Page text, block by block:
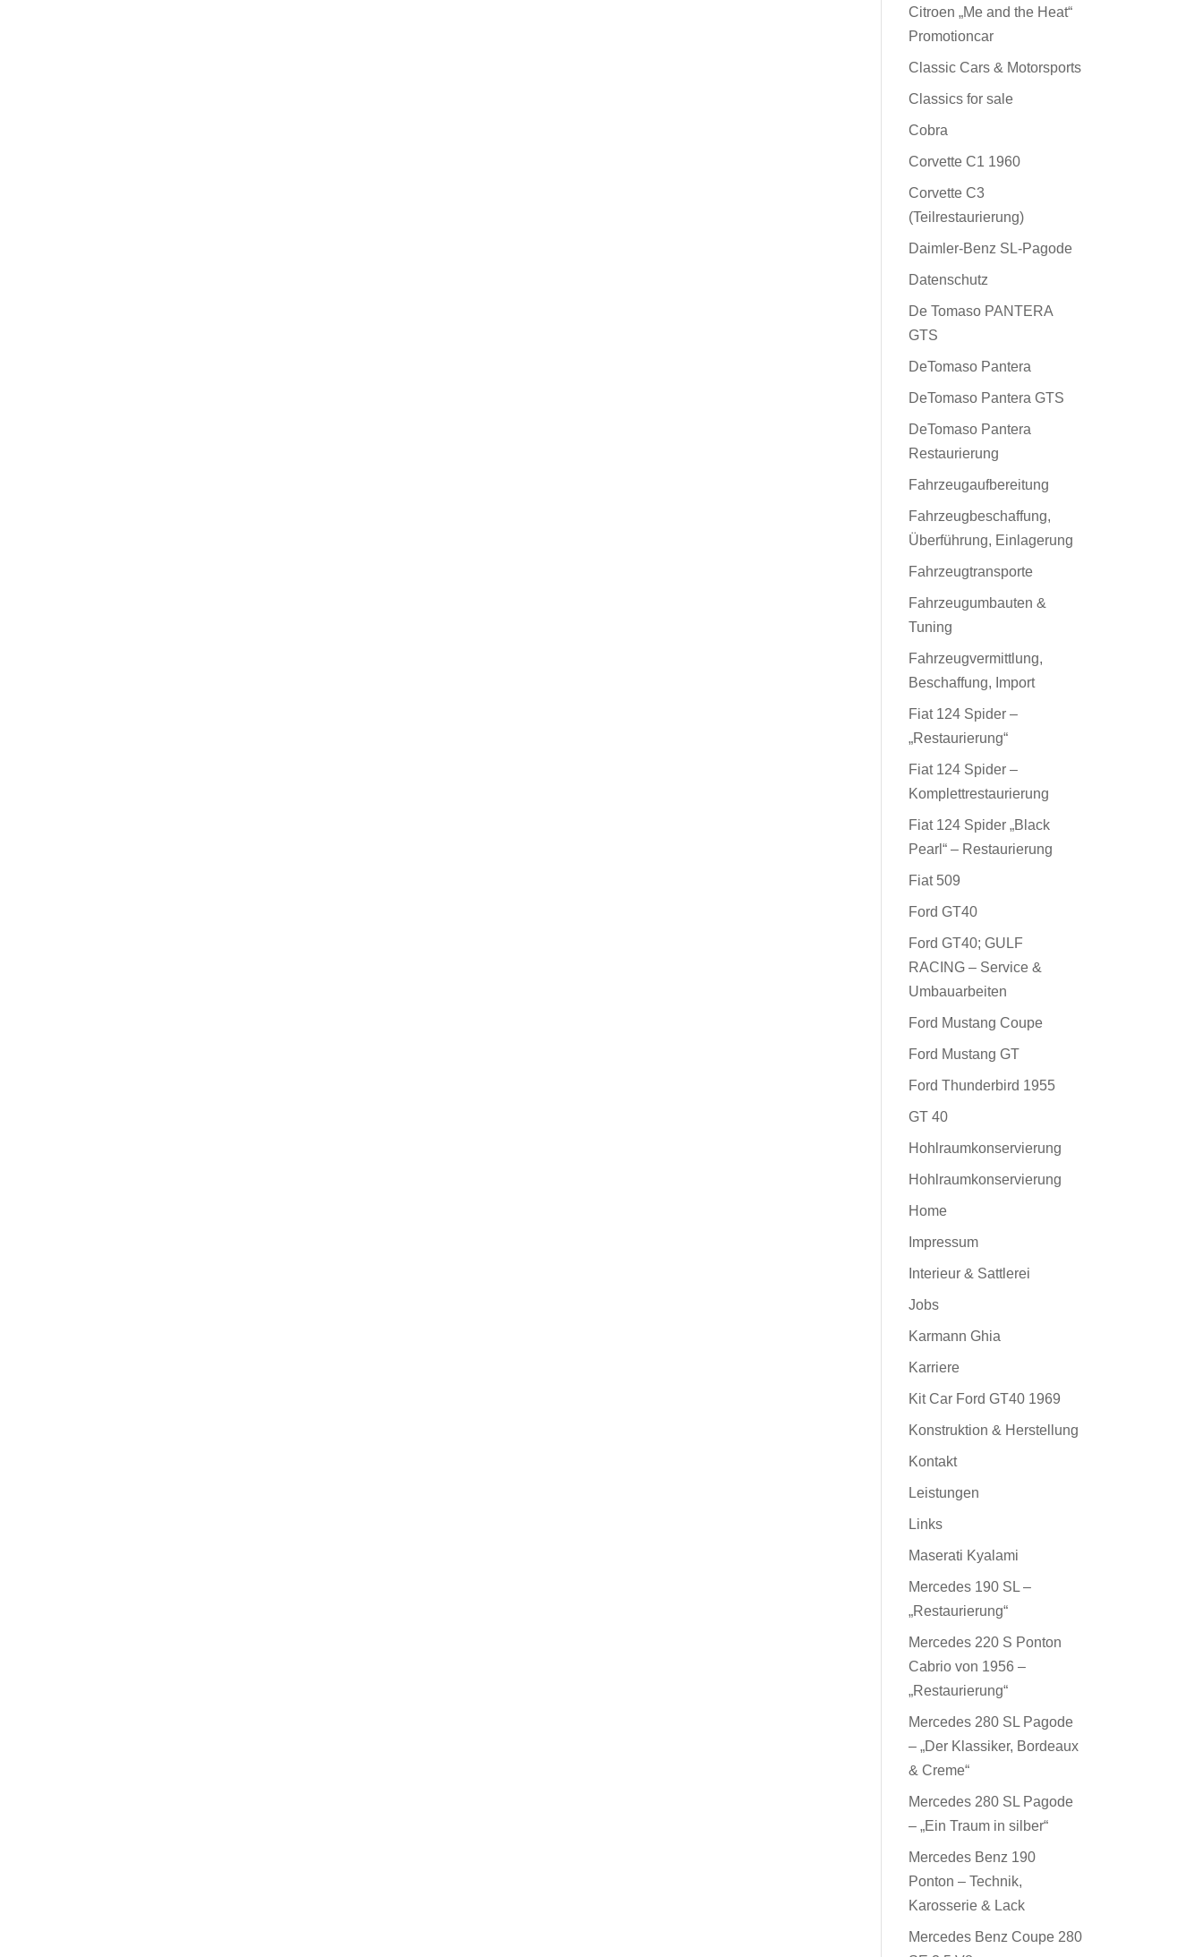
Citroen „Me and the Heat“
Promotioncar
Classic Cars & Motorsports
Classics for sale
Cobra
Corvette C1 1960
Corvette C3
(Teilrestaurierung)
Daimler-Benz SL-Pagode
Datenschutz
De Tomaso PANTERA
GTS
DeTomaso Pantera
DeTomaso Pantera GTS
DeTomaso Pantera
Restaurierung
Fahrzeugaufbereitung
Fahrzeugbeschaffung,
Überführung, Einlagerung
Fahrzeugtransporte
Fahrzeugumbauten &
Tuning
Fahrzeugvermittlung,
Beschaffung, Import
Fiat 124 Spider –
„Restaurierung“
Fiat 124 Spider –
Komplettrestaurierung
Fiat 124 Spider „Black
Pearl“ – Restaurierung
Fiat 509
Ford GT40
Ford GT40; GULF
RACING – Service &
Umbauarbeiten
Ford Mustang Coupe
Ford Mustang GT
Ford Thunderbird 1955
GT 40
Hohlraumkonservierung
Hohlraumkonservierung
Home
Impressum
Interieur & Sattlerei
Jobs
Karmann Ghia
Karriere
Kit Car Ford GT40 1969
Konstruktion & Herstellung
Kontakt
Leistungen
Links
Maserati Kyalami
Mercedes 190 SL –
„Restaurierung“
Mercedes 220 S Ponton
Cabrio von 1956 –
„Restaurierung“
Mercedes 280 SL Pagode
– „Der Klassiker, Bordeaux
& Creme“
Mercedes 280 SL Pagode
– „Ein Traum in silber“
Mercedes Benz 190
Ponton – Technik,
Karosserie & Lack
Mercedes Benz Coupe 280